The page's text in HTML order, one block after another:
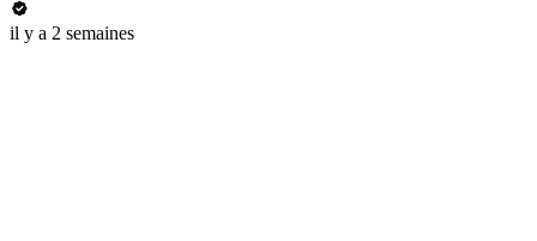
il y a 2 semaines